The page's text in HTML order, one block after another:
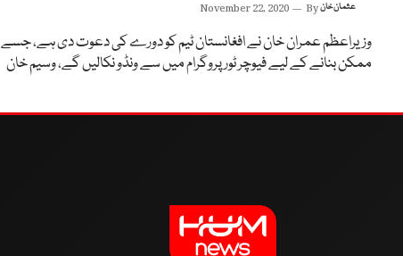
November 22, 2020 Byعثمان خان
وزیراعظم عمران خان نے افغانستان ٹیم کو دورے کی دعوت دی ہے، جسے
ممکن بنانے کے لیے فیوچر ٹور پروگرام میں سے ونڈو نکالیں گے، وسیم خان